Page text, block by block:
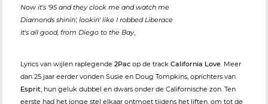
Now it's '95 and they clock me and watch me
Diamonds shinin', lookin' like I robbed Liberace
It's all good, from Diego to the Bay,
Lyrics van wijlen raplegende 2Pac op de track California Love. Meer
dan 25 jaar eerder vonden Susie en Doug Tompkins, oprichters van
Esprit, hun geluk dubbel en dwars onder de Californische zon. Ten
eerste had het jonge stel elkaar ontmoet tijdens het liften, om tot de